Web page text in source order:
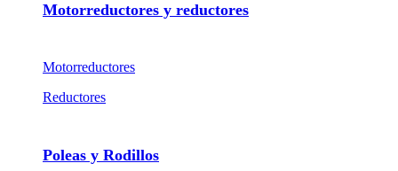
Motorreductores y reductores
Motorreductores
Reductores
Poleas y Rodillos